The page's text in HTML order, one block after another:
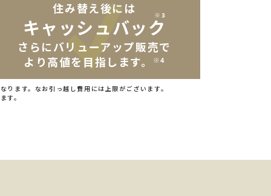
住み替え後には
キャッシュバック
※3
さらにバリューアップ販売で
より高値を目指します。
※4
ます。なお引っ越し費用には上限がございます。
す。